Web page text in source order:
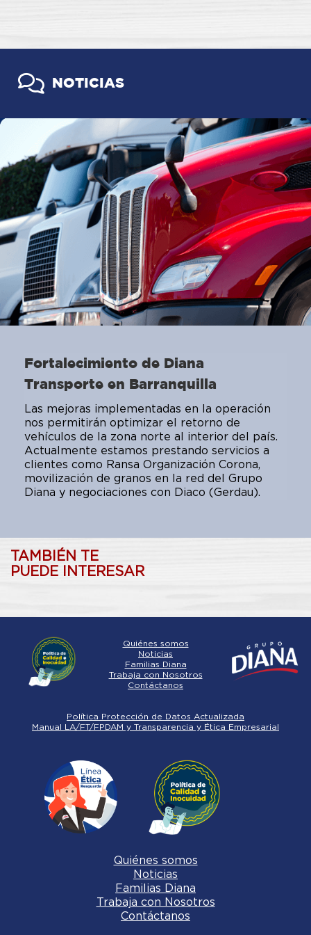
NOTICIAS
Fortalecimiento de Diana
Transporte en Barranquilla
Las mejoras implementadas en la operación
nos permitirán optimizar el retorno de
vehículos de la zona norte al interior del país.
Actualmente estamos prestando servicios a
clientes como Ransa Organización Corona,
movilización de granos en la red del Grupo
Diana y negociaciones con Diaco (Gerdau).
TAMBIÉN TE
PUEDE INTERESAR
Quiénes somos
Noticias
Familias Diana
Trabaja con Nosotros
Contáctanos
Política Protección de Datos Actualizada
Manual LA/FT/FPDAM y Transparencia y Ética Empresarial
Quiénes somos
Noticias
Familias Diana
Trabaja con Nosotros
Contáctanos